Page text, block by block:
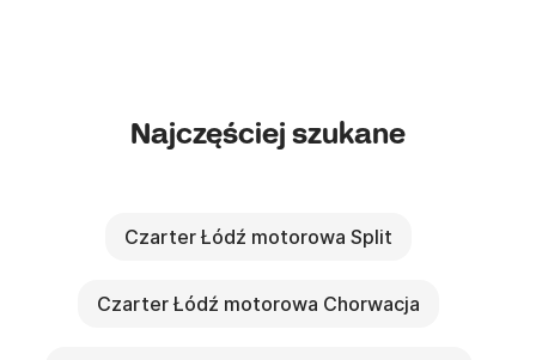
Najczęściej szukane
Czarter Łódź motorowa Split
Czarter Łódź motorowa Chorwacja